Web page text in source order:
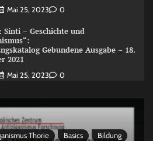
Mai 25, 2023 0
Sinti – Geschichte und
Gebundene Ausgabe – 18.
2021
Mai 25, 2023 0
Thorie Basics
Bildung